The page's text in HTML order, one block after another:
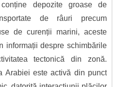
depozite groase de
de râuri precum
de curenții marini, aceste
informații despre schimbările
tectonică din zonă.
Arabiei este activă din punct